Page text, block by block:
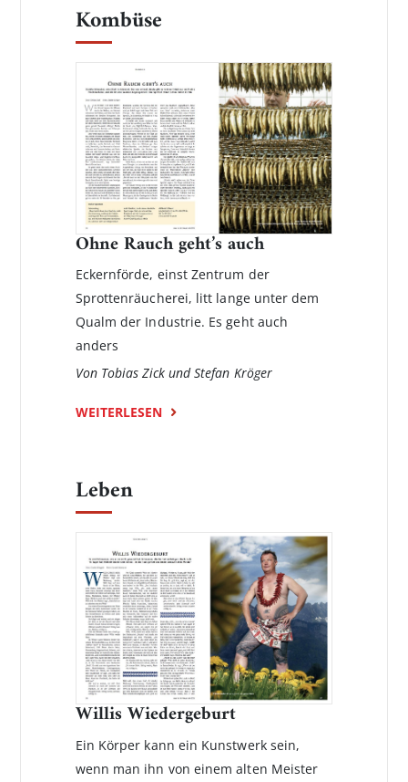
Kombüse
Ohne Rauch geht’s auch
Eckernförde, einst Zentrum der
Sprottenräucherei, litt lange unter dem
Qualm der Industrie. Es geht auch
anders
Von Tobias Zick und Stefan Kröger
WEITERLESEN
Leben
Willis Wiedergeburt
Ein Körper kann ein Kunstwerk sein,
wenn man ihn von einem alten Meister